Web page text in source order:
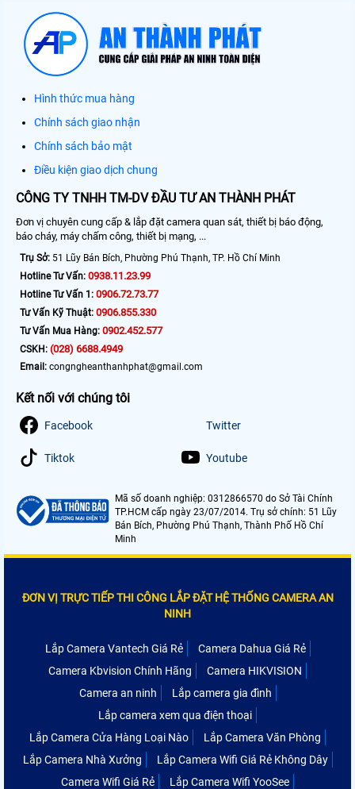
Hình thức mua hàng
Chính sách giao nhận
Chính sách bảo mật
Điều kiện giao dịch chung
CÔNG TY TNHH TM-DV ĐẦU TƯ AN THÀNH PHÁT
Đơn vị chuyên cung cấp & lắp đặt camera quan sát, thiết bị báo động,
báo cháy, máy chấm công, thiết bị mạng, ...
Trụ Sở: 51 Lũy Bán Bích, Phường Phú Thạnh, TP. Hồ Chí Minh
Hotline Tư Vấn: 0938.11.23.99
Hotline Tư Vấn 1: 0906.72.73.77
Tư Vấn Kỹ Thuật: 0906.855.330
Tư Vấn Mua Hàng: 0902.452.577
CSKH: (028) 6688.4949
Email: congngheanthanhphat@gmail.com
Kết nối với chúng tôi
Facebook Twitter
Tiktok Youtube
Mã số doanh nghiệp: 0312866570 do Sở Tài Chính
TP.HCM cấp ngày 23/07/2014. Trụ sở chính: 51 Lũy
Bán Bích, Phường Phú Thạnh, Thành Phố Hồ Chí
Minh
ĐƠN VỊ TRỰC TIẾP THI CÔNG LẮP ĐẶT HỆ THỐNG CAMERA AN
NINH
Lắp Camera Vantech Giá Rẻ
Camera Dahua Giá Rẻ
Camera Kbvision Chính Hãng
Camera HIKVISION
Camera an ninh
Lắp camera gia đình
Lắp camera xem qua điện thoại
Lắp Camera Cửa Hàng Loại Nào
Lắp Camera Văn Phòng
Lắp Camera Nhà Xưởng
Lắp Camera Wifi Giá Rẻ Không Dây
Camera Wifi Giá Rẻ
Lắp Camera Wifi YooSee